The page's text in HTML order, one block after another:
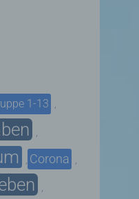
1-13 ,
,
, Corona ,
,